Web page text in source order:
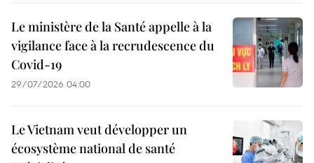
Le ministère de la Santé appelle à la
vigilance face à la recrudescence du
Covid-19
29/07/2026 04:00
Le Vietnam veut développer un
écosystème national de santé